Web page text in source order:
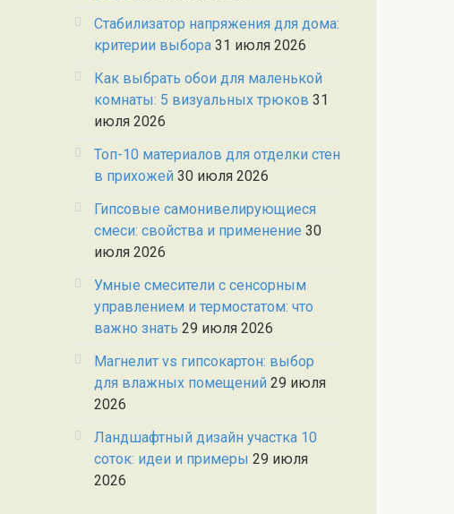
Стабилизатор напряжения для дома:
критерии выбора 31 июля 2026
Как выбрать обои для маленькой
комнаты: 5 визуальных трюков 31
июля 2026
Топ-10 материалов для отделки стен
в прихожей 30 июля 2026
Гипсовые самонивелирующиеся
смеси: свойства и применение 30
июля 2026
Умные смесители с сенсорным
управлением и термостатом: что
важно знать 29 июля 2026
Магнелит vs гипсокартон: выбор
для влажных помещений 29 июля
2026
Ландшафтный дизайн участка 10
соток: идеи и примеры 29 июля
2026